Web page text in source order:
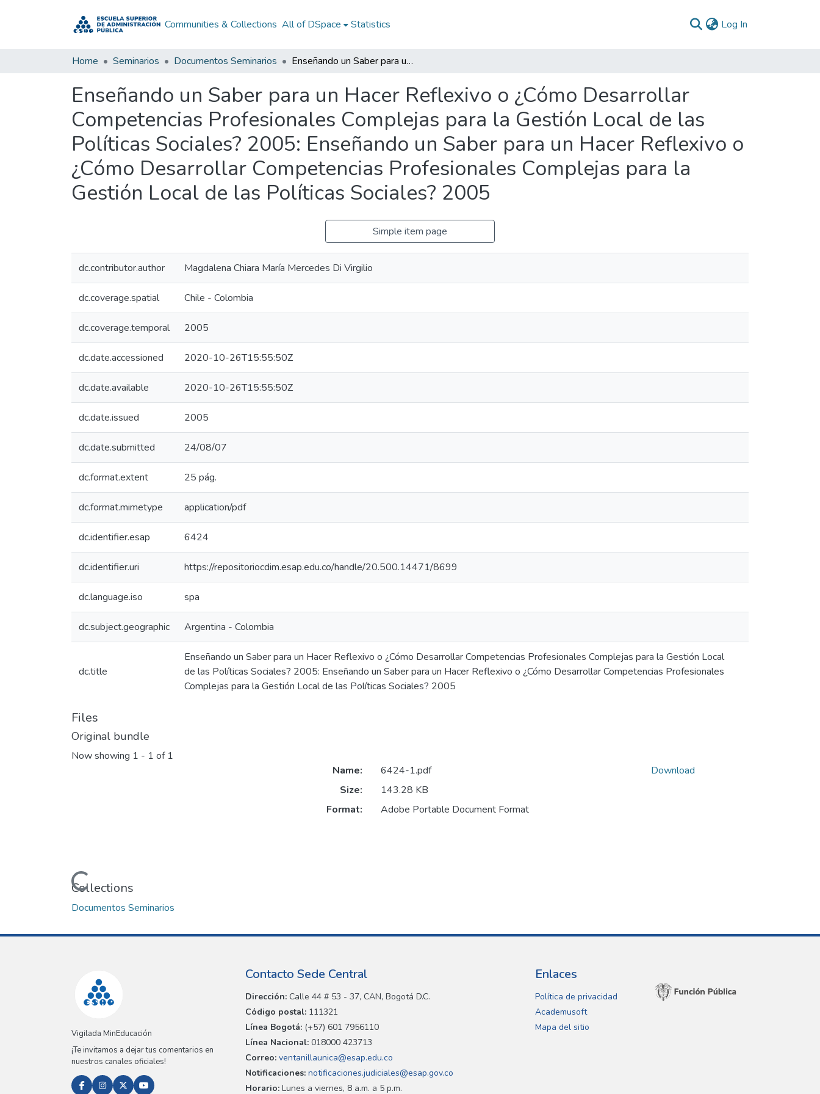
Communities & Collections All of DSpace Statistics Log In
Home Seminarios Documentos Seminarios Enseñando un Saber para un Hacer Reflexivo o ¿Cómo Desarrollar Competencias Profesionales Complejas para la Gestión Local de las Políticas Sociales? 2005: Enseñando un Saber para un Hacer Reflexivo o ¿Cómo Desarrollar Competencias Profesionales Complejas para la Gestión Local de las Políticas Sociales? 2005
Enseñando un Saber para un Hacer Reflexivo o ¿Cómo Desarrollar
Competencias Profesionales Complejas para la Gestión Local de las
Políticas Sociales? 2005: Enseñando un Saber para un Hacer Reflexivo o
¿Cómo Desarrollar Competencias Profesionales Complejas para la
Gestión Local de las Políticas Sociales? 2005
Simple item page
dc.contributor.author Magdalena Chiara María Mercedes Di Virgilio
dc.coverage.spatial Chile - Colombia
dc.coverage.temporal 2005
dc.date.accessioned 2020-10-26T15:55:50Z
dc.date.available 2020-10-26T15:55:50Z
dc.date.issued 2005
dc.date.submitted 24/08/07
dc.format.extent 25 pág.
dc.format.mimetype application/pdf
dc.identifier.esap 6424
dc.identifier.uri https://repositoriocdim.esap.edu.co/handle/20.500.14471/8699
dc.language.iso spa
dc.subject.geographic Argentina - Colombia
dc.title
Enseñando un Saber para un Hacer Reflexivo o ¿Cómo Desarrollar Competencias Profesionales Complejas para la Gestión Local
de las Políticas Sociales? 2005: Enseñando un Saber para un Hacer Reflexivo o ¿Cómo Desarrollar Competencias Profesionales
Complejas para la Gestión Local de las Políticas Sociales? 2005
Files
Original bundle
Now showing 1 - 1 of 1
Loading...
Name:
6424-1.pdf
Size:
143.28 KB
Format:
Adobe Portable Document Format
Download
Collections
Documentos Seminarios
Vigilada MinEducación
¡Te invitamos a dejar tus comentarios en
nuestros canales oficiales!
Contacto Sede Central
Dirección: Calle 44 # 53 - 37, CAN, Bogotá D.C.
Código postal: 111321
Línea Bogotá: (+57) 601 7956110
Línea Nacional: 018000 423713
Correo: ventanillaunica@esap.edu.co
Notificaciones: notificaciones.judiciales@esap.gov.co
Horario: Lunes a viernes, 8 a.m. a 5 p.m.
Enlaces
Política de privacidad
Academusoft
Mapa del sitio